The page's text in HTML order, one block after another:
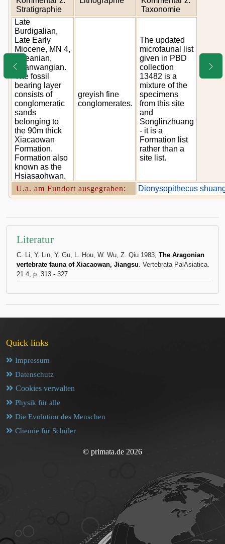
Stratigraphie
Taxonomie
Late
Burdigalian,
Late Early
Miocene, MN 4,
Orleanian,
Shanwangian.
The fossil
bearing layer
consists of
conglomeratic
sands
belonging to
the 90m thick
Xiacaowan
Formation.
Formation also
known as the
Hsiasaohwan.
greyish fine
conglomerates.
The updated
microfaunal list
given in PBD
collection
13482 is a
mixture of the
specimens
from this site
and
Songlinzhuang
- it is a
Formation list
rather than a
site list.
U.a. am Fundort ausgegraben: Dionysopithecus
Literatur
C. Li, Y. Lin, Y. Gu, L. Hou, W. Wu, Z. Qiu 1983, The Aragonian
vertebrate fauna of Xiacaowan, Jiangsu. Vertebrata PalAsiatica.
21:4, p. 313 - 327
Quick links
Impressum
Datenschutz
Cookies verwalten
Physik für alle
Die Evolution des Menschen
Chemie für Schüler
© primata.de 2026